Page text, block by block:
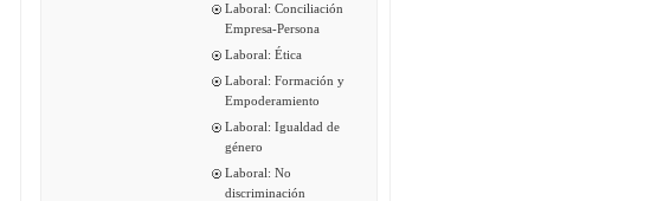
Laboral: Conciliación
Empresa-Persona
Laboral: Ética
Laboral: Formación y
Empoderamiento
Laboral: Igualdad de
género
Laboral: No
discriminación